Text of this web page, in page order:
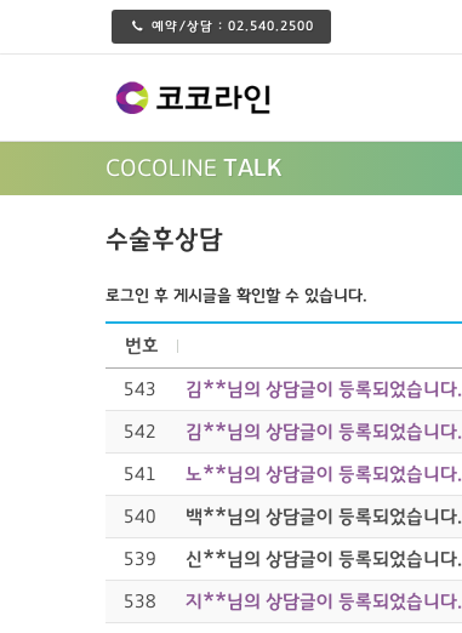
예약/상담 : 02.540.2500
COCOLINE TALK
수술후상담
로그인 후 게시글을 확인할 수 있습니다.
번호
543 김**님의 상담글이 등록되었습니다.
542 김**님의 상담글이 등록되었습니다.
541 노**님의 상담글이 등록되었습니다.
540 백**님의 상담글이 등록되었습니다.
539 신**님의 상담글이 등록되었습니다.
538 지**님의 상담글이 등록되었습니다.